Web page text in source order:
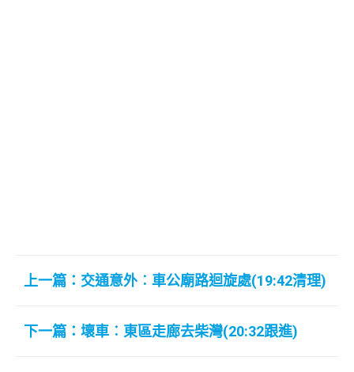
上一篇：交通意外︰車公廟路迴旋處(19:42清理)
下一篇：壞車︰東區走廊去柴灣(20:32跟進)